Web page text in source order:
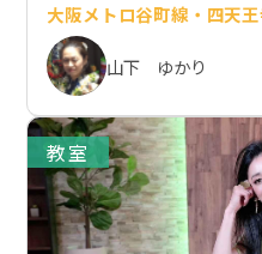
大阪メトロ谷町線・四天
山下 ゆかり
教室